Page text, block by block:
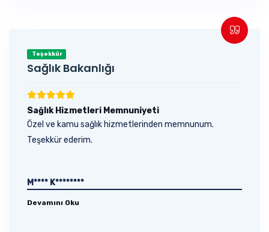
Teşekkür
Sağlık Bakanlığı
Sağlık Hizmetleri Memnuniyeti
Özel ve kamu sağlık hizmetlerinden memnunum.
Teşekkür ederim.
M**** K********
Devamını Oku